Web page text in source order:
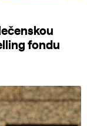
fondu